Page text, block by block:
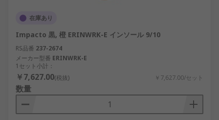
在庫あり
Impacto 黒, 橙 ERINWRK-E インソール 9/10
RS品番 237-2674
メーカー型番 ERINWRK-E
1セット小計：
￥7,627.00(税抜) ￥7,627.00/セット
数量